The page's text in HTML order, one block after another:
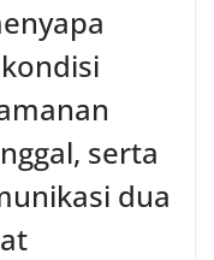
serta
dua